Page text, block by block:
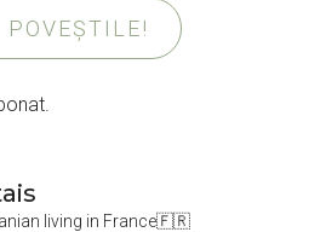
living in France🇫🇷